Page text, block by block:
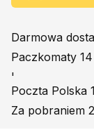
Darmowa
Paczkomaty 14
'
Poczta Polska
Za pobraniem